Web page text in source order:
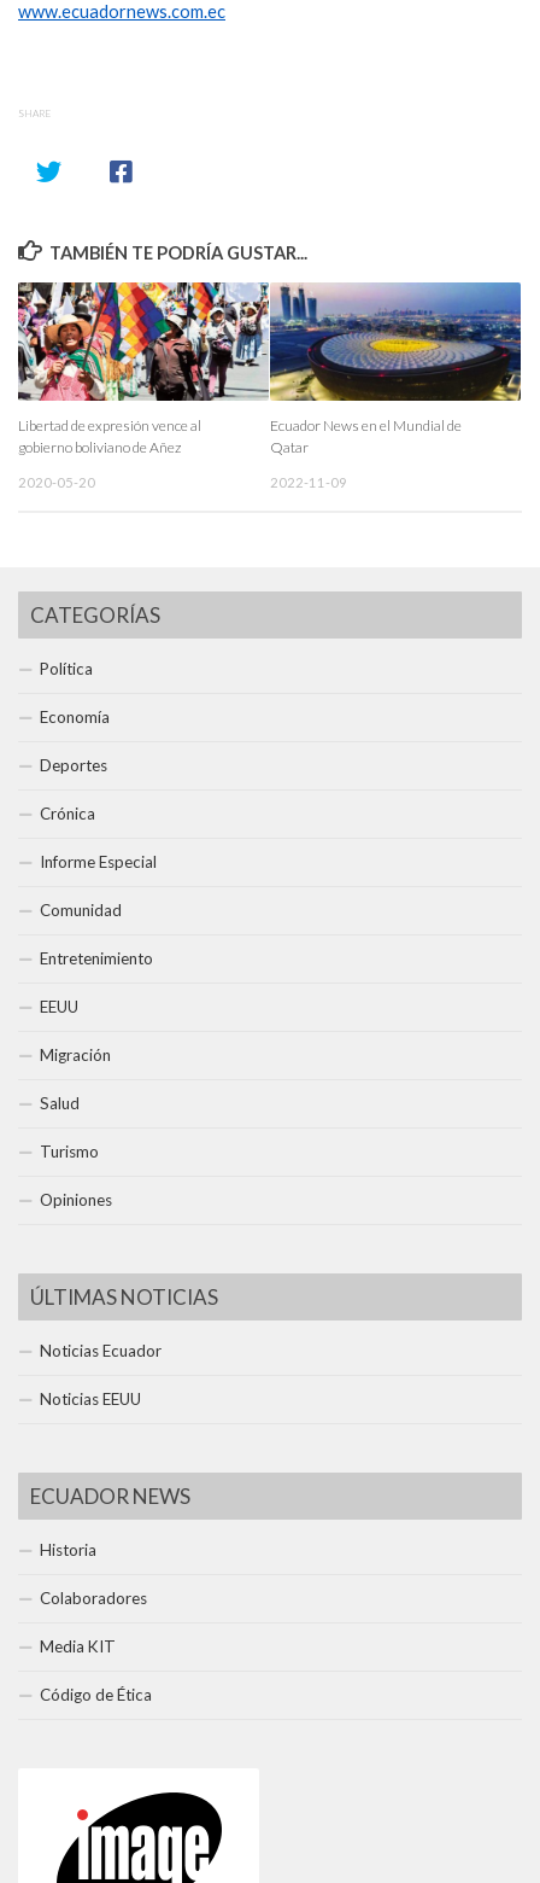
www.ecuadornews.com.ec
SHARE
TAMBIÉN TE PODRÍA GUSTAR...
Libertad de expresión vence al
gobierno boliviano de Añez
2020-05-20
Ecuador News en el Mundial de
Qatar
2022-11-09
CATEGORÍAS
Política
Economía
Deportes
Crónica
Informe Especial
Comunidad
Entretenimiento
EEUU
Migración
Salud
Turismo
Opiniones
ÚLTIMAS NOTICIAS
Noticias Ecuador
Noticias EEUU
ECUADOR NEWS
Historia
Colaboradores
Media KIT
Código de Ética